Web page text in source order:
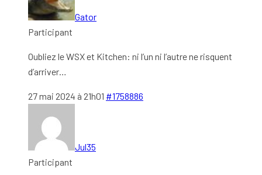
Gator
Participant
Oubliez le WSX et Kitchen: ni l’un ni l’autre ne risquent
d’arriver…
27 mai 2024 à 21h01 #1758886
Jul35
Participant